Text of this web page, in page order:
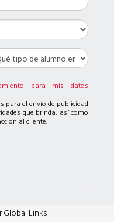
para mis datos
para el envío de publicidad
que brinda, así como
al cliente.
Global Links